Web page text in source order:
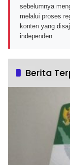
sebelumnya
melalui proses
konten yang
independen.
Berita